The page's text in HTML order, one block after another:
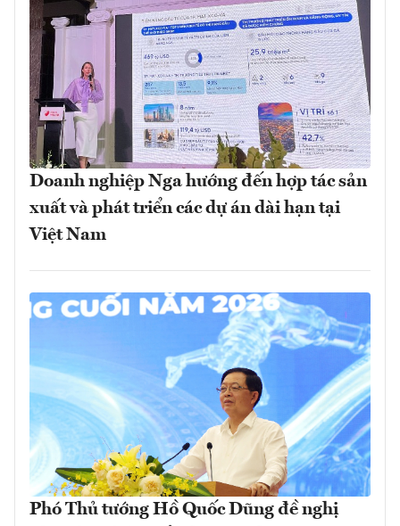
Doanh nghiệp Nga hướng đến hợp tác sản
xuất và phát triển các dự án dài hạn tại
Việt Nam
Phó Thủ tướng Hồ Quốc Dũng đề nghị